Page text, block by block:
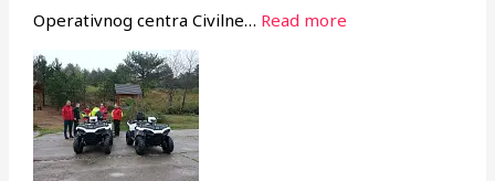
Operativnog centra Civilne… Read more